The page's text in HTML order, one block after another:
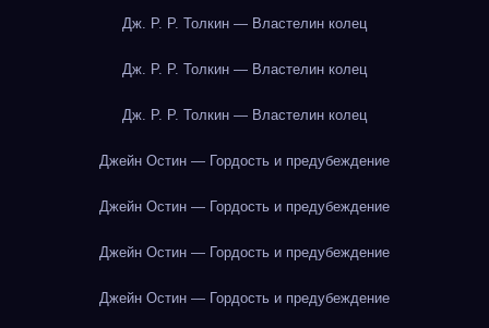
Дж. Р. Р. Толкин — Властелин колец
Дж. Р. Р. Толкин — Властелин колец
Дж. Р. Р. Толкин — Властелин колец
Джейн Остин — Гордость и предубеждение
Джейн Остин — Гордость и предубеждение
Джейн Остин — Гордость и предубеждение
Джейн Остин — Гордость и предубеждение